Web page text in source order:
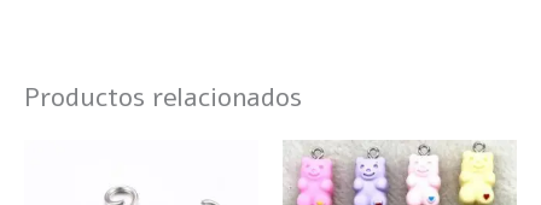
Productos relacionados
Este
producto